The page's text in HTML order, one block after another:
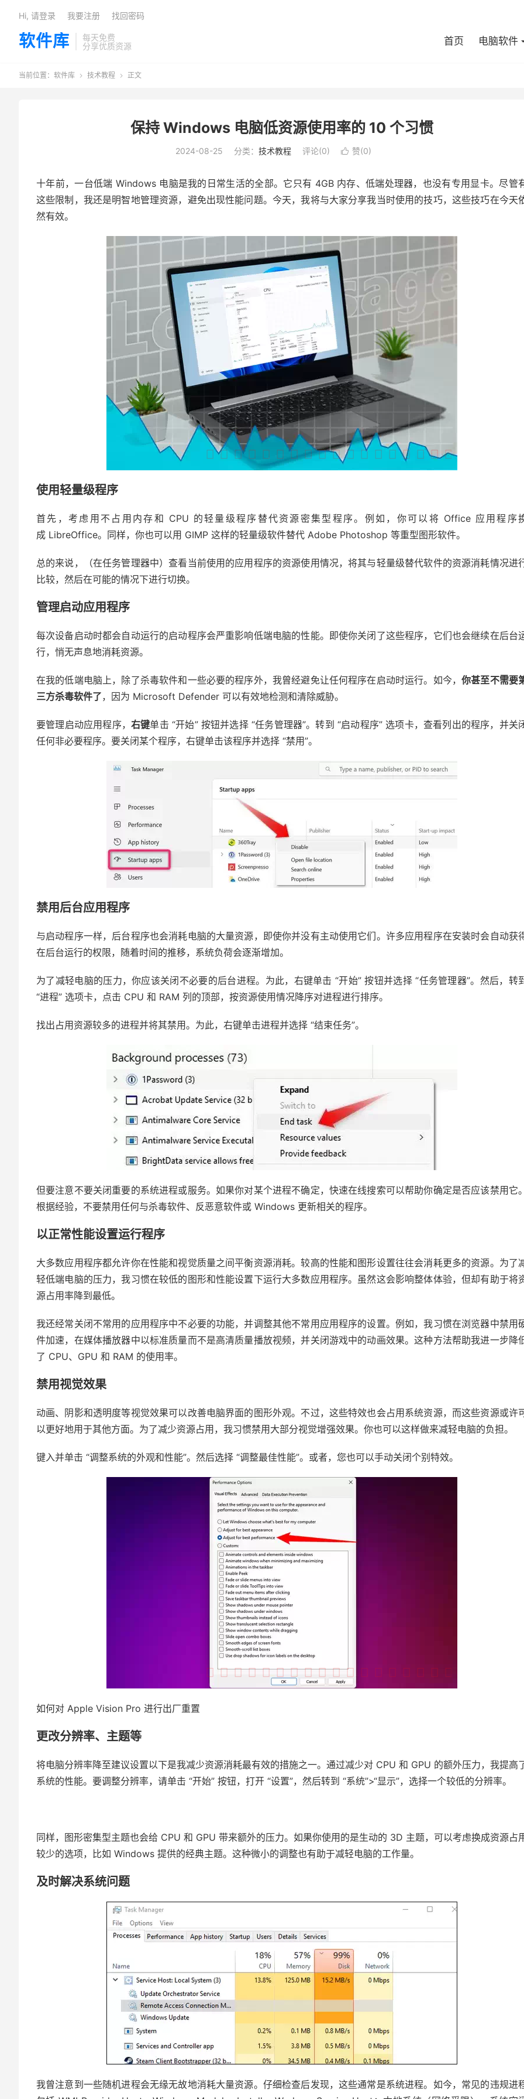
软件库
每天免费
分享优质资源
首页 电脑软件
Hi, 请登录 我要注册 找回密码
当前位置： 软件库  技术教程  正文
保持 Windows 电脑低资源使用率的 10 个习惯
2024-08-25 分类： 技术教程 评论(0)  赞(0)
十年前，一台低端 Windows 电脑是我的日常生活的全部。它只有 4GB 内存、低端处理器，也没有专用显卡。尽管
这些限制，我还是明智地管理资源，避免出现性能问题。今天，我将与大家分享我当时使用的技巧，这些技巧在今天
然有效。
使用轻量级程序
首先，考虑用不占用内存和 CPU 的轻量级程序替代资源密集型程序。例如，你可以将 Office 应用程序
成 LibreOffice。同样，你也可以用 GIMP 这样的轻量级软件替代 Adobe Photoshop 等重型图形软件。
总的来说，（在任务管理器中）查看当前使用的应用程序的资源使用情况，将其与轻量级替代软件的资源消耗情况进
比较，然后在可能的情况下进行切换。
管理启动应用程序
每次设备启动时都会自动运行的启动程序会严重影响低端电脑的性能。即使你关闭了这些程序，它们也会继续在后台
行，悄无声息地消耗资源。
在我的低端电脑上，除了杀毒软件和一些必要的程序外，我曾经避免让任何程序在启动时运行。如今，你甚至不需要
三方杀毒软件了，因为 Microsoft Defender 可以有效地检测和清除威胁。
要管理启动应用程序， 右键单击 “开始” 按钮并选择 “任务管理器”。转到 “启动程序” 选项卡，查看列出的程序，并关
任何非必要程序。要关闭某个程序，右键单击该程序并选择 “禁用”。
禁用后台应用程序
与启动程序一样，后台程序也会消耗电脑的大量资源，即使你并没有主动使用它们。许多应用程序在安装时会自动获
在后台运行的权限，随着时间的推移，系统负荷会逐渐增加。
为了减轻电脑的压力，你应该关闭不必要的后台进程。为此，右键单击 “开始” 按钮并选择 “任务管理器”。然后，转
“进程” 选项卡，点击 CPU 和 RAM 列的顶部，按资源使用情况降序对进程进行排序。
找出占用资源较多的进程并将其禁用。为此，右键单击进程并选择 “结束任务”。
但要注意不要关闭重要的系统进程或服务。如果你对某个进程不确定，快速在线搜索可以帮助你确定是否应该禁用它
根据经验，不要禁用任何与杀毒软件、反恶意软件或 Windows 更新相关的程序。
以正常性能设置运行程序
大多数应用程序都允许你在性能和视觉质量之间平衡资源消耗。较高的性能和图形设置往往会消耗更多的资源。为了
轻低端电脑的压力，我习惯在较低的图形和性能设置下运行大多数应用程序。虽然这会影响整体体验，但却有助于将
源占用率降到最低。
我还经常关闭不常用的应用程序中不必要的功能，并调整其他不常用应用程序的设置。例如，我习惯在浏览器中禁用
件加速，在媒体播放器中以标准质量而不是高清质量播放视频，并关闭游戏中的动画效果。这种方法帮助我进一步降
了 CPU、GPU 和 RAM 的使用率。
禁用视觉效果
动画、阴影和透明度等视觉效果可以改善电脑界面的图形外观。不过，这些特效也会占用系统资源，而这些资源或许
以更好地用于其他方面。为了减少资源占用，我习惯禁用大部分视觉增强效果。你也可以这样做来减轻电脑的负担。
键入并单击 “调整系统的外观和性能”。然后选择 “调整最佳性能”。或者，您也可以手动关闭个别特效。
如何对 Apple Vision Pro 进行出厂重置
更改分辨率、主题等
将电脑分辨率降至建议设置以下是我减少资源消耗最有效的措施之一。通过减少对 CPU 和 GPU 的额外压力，我提高
系统的性能。要调整分辨率，请单击 “开始” 按钮，打开 “设置”，然后转到 “系统”>“显示”，选择一个较低的分辨率。
同样，图形密集型主题也会给 CPU 和 GPU 带来额外的压力。如果你使用的是生动的 3D 主题，可以考虑换成资源占
较少的选项，比如 Windows 提供的经典主题。这种微小的调整也有助于减轻电脑的工作量。
及时解决系统问题
我曾注意到一些随机进程会无缘无故地消耗大量资源。仔细检查后发现，这些通常是系统进程。如今，常见的违规进